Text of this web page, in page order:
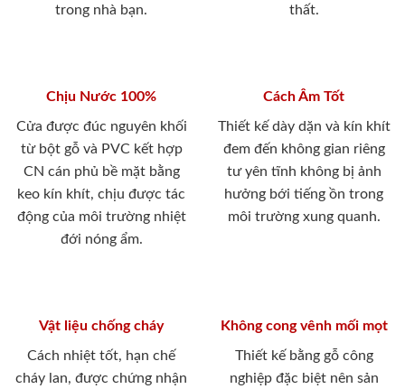
trong nhà bạn.
thất.
Chịu Nước 100%
Cửa được đúc nguyên khối
từ bột gỗ và PVC kết hợp
CN cán phủ bề mặt bằng
keo kín khít, chịu được tác
động của môi trường nhiệt
đới nóng ẩm.
Cách Âm Tốt
Thiết kế dày dặn và kín khít
đem đến không gian riêng
tư yên tĩnh không bị ảnh
hưởng bới tiếng ồn trong
môi trường xung quanh.
Vật liệu chống cháy
Cách nhiệt tốt, hạn chế
cháy lan, được chứng nhận
Không cong vênh mối mọt
Thiết kế bằng gỗ công
nghiệp đặc biệt nên sản